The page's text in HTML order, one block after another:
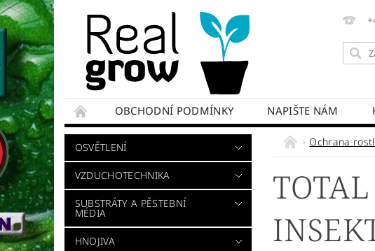
OBCHODNÍ PODMÍNKY NAPIŠTE NÁM
OSVĚTLENÍ
VZDUCHOTECHNIKA
SUBSTRÁTY A PĚSTEBNÍ
MÉDIA
HNOJIVA
Ochrana